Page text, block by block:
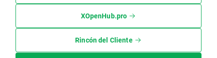
XOpenHub.pro
Rincón del Cliente